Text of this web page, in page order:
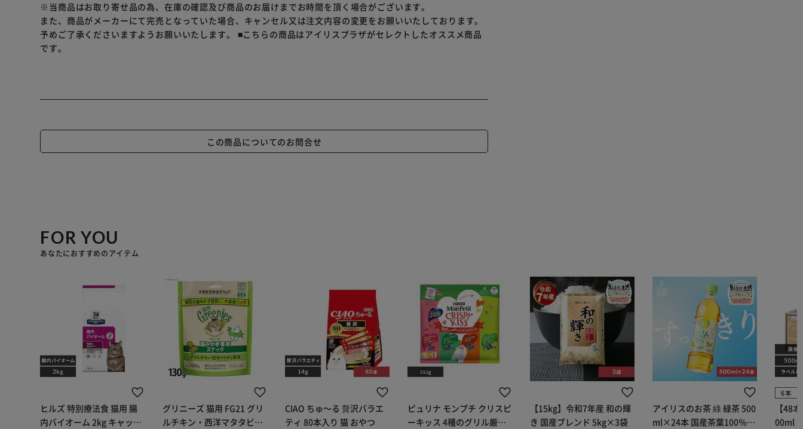
※当商品はお取り寄せ品の為、在庫の確認及び商品のお届けまでお時間を頂く場合がございます。
また、商品がメーカーにて完売となっていた場合、キャンセル又は注文内容の変更をお願いいたしております。
予めご了承くださいますようお願いいたします。 ■こちらの商品はアイリスプラザがセレクトしたオススメ商品
です。
この商品についてのお問合せ
FOR YOU
あなたにおすすめのアイテム
ヒルズ 特別療法食 猫用 腸
内バイオーム 2kg キャット
グリニーズ 猫用 FG21 グリ
ルチキン・西洋マタタビ風
CIAO ちゅ～る 贅沢バラエ
ティ 80本入り 猫 おやつ
ピュリナ モンプチ クリスピ
ーキッス 4種のグリル厳選
【15kg】令和7年産 和の輝
き 国産ブレンド 5kg×3袋
アイリスのお茶 綠 緑茶 500
ml×24本 国産茶葉100％使
6本
【48
00ml